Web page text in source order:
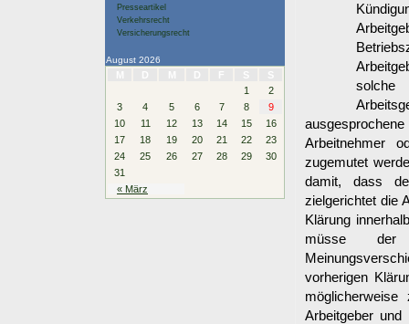
Presseartikel
Verkehrsrecht
Versicherungsrecht
August 2026
M D M D F S S
« März
1
2
3
4 5 6 7 8
9
10
11 12 13 14 15
16
17
18 19 20 21 22
23
24
25 26 27 28 29
30
31
solche
Arbeitnehmer
zugemutet
damit, dass
zielgerichtet die
Klärung
müsse der
vorherigen
Arbeitgeber